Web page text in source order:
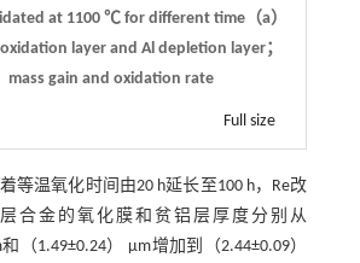
at 1100 ℃ for different time（a）
layer and Al depletion layer；
mass gain and oxidation rate
Full size
等温氧化时间由20 h延长至100 h，Re改
层合金的氧化膜和贫铝层厚度分别从
和（1.49±0.24） μm增加到（2.44±0.09）